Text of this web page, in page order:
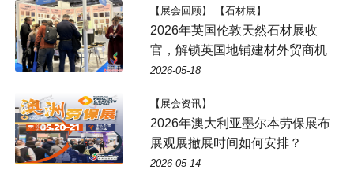
【展会回顾】 【石材展】
2026年英国伦敦天然石材展收
官，解锁英国地铺建材外贸商机
2026-05-18
【展会资讯】
2026年澳大利亚墨尔本劳保展布
展观展撤展时间如何安排？
2026-05-14